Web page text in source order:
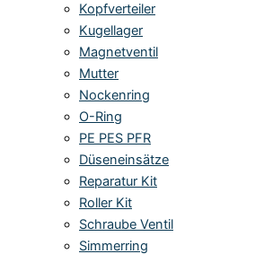
Kopfverteiler
Kugellager
Magnetventil
Mutter
Nockenring
O-Ring
PE PES PFR
Düseneinsätze
Reparatur Kit
Roller Kit
Schraube Ventil
Simmerring